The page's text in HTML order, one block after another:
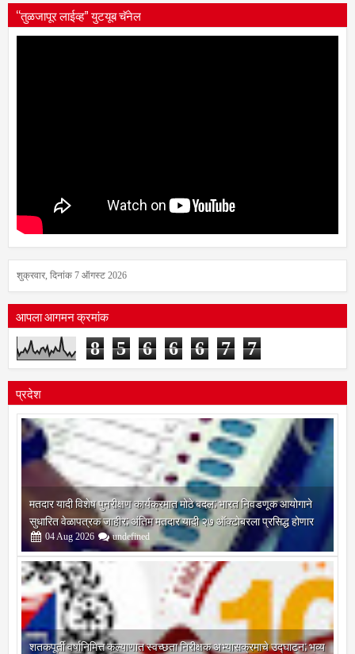
“तुळजापूर लाईव्ह” युटयूब चॅनेल
शुक्रवार, दिनांक 7 ऑगस्ट 2026
आपला आगमन क्रमांक
8 5 6 6 6 7 7
प्रदेश
मतदार यादी विशेष पुनरीक्षण कार्यक्रमात मोठे बदल; भारत निवडणूक आयोगाने
सुधारित वेळापत्रक जाहीर; अंतिम मतदार यादी २७ ऑक्टोबरला प्रसिद्ध होणार
04Aug 2026 undefined